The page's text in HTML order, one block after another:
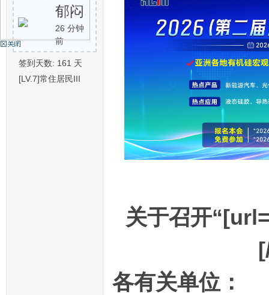
机
郁闷
26 分钟
前
签到天数: 161 天
[LV.7]常住居民III
关于召开
各有关单位：